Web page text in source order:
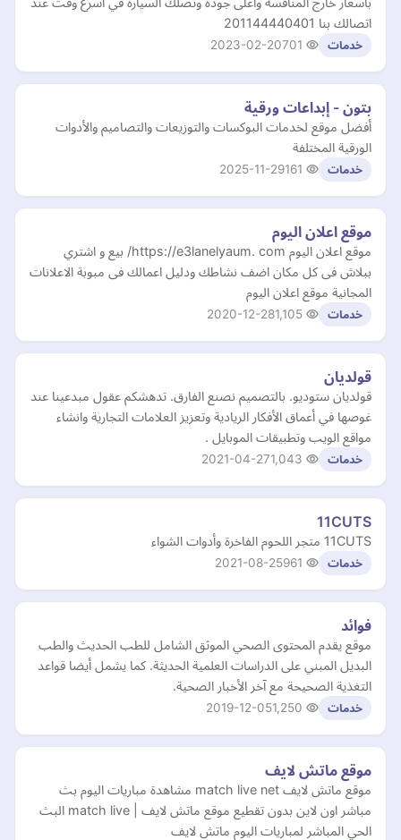
اتصالك بنا 201144440401
خدمات 2023-02-20
بتون - إبداعات ورقية
أفضل موقع لخدمات البوكسات والتوزيعات والتصاميم والأدوات
الورقية المختلفة
خدمات 2025-11-29
موقع اعلان اليوم
موقع اعلان اليوم https://e3lanelyaum. com/ بيع و اشتري
ببلاش فى كل مكان اضف نشاطك ودليل اعمالك فى مبوبة الاعلانات
المجانية موقع اعلان اليوم
خدمات 2020-12-28
قولديان
قولديان ستوديو. بالتصميم نصنع الفارق. تدهشكم عقول مبدعينا عند
غوصها في أعماق الأفكار الريادية وتعزيز العلامات التجارية وانشاء
مواقع الويب وتطبيقات الموبايل .
خدمات 2021-04-27
11CUTS
11CUTS متجر اللحوم الفاخرة وأدوات الشواء
خدمات 2021-08-25
فوائد
موقع يقدم المحتوى الصحي الموثق الشامل للطب الحديث والطب
البديل المبني على الدراسات العلمية الحديثة. كما يشمل أيضا قواعد
التغذية الصحيحة مع آخر الأخبار الصحية.
خدمات 2019-12-05
موقع ماتش لايف
موقع ماتش لايف match live net مشاهدة مباريات اليوم بث
مباشر اون لاين بدون تقطيع موقع ماتش لايف | match live البث
الحي المباشر لمباريات اليوم ماتش لايف